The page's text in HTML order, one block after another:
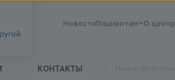
НовостиПациентам О
КОНТАКТЫ